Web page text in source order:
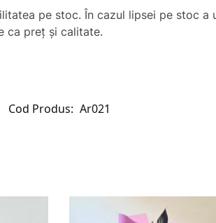
pe stoc. În cazul lipsei pe stoc a
ca preț și calitate.
Cod Produs: Ar021